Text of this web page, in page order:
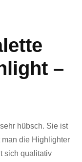
–
hübsch. Sie ist
man die Highlighter
sich qualitativ